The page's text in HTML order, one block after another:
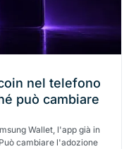
nel telefono
può cambiare
Wallet, l'app già in
cambiare l'adozione